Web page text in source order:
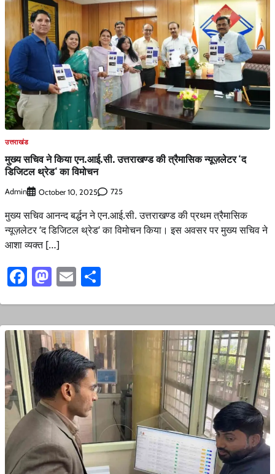
उत्तराखंड
मुख्य सचिव ने किया एन.आई.सी. उत्तराखण्ड की त्रैमासिक न्यूज़लेटर ‘द
डिजिटल थ्रेड‘ का विमोचन
Admin October 10, 2025 725
मुख्य सचिव आनन्द बर्द्धन ने एन.आई.सी. उत्तराखण्ड की प्रथम त्रैमासिक
न्यूज़लेटर ‘द डिजिटल थ्रेड‘ का विमोचन किया। इस अवसर पर मुख्य सचिव ने
आशा व्यक्त […]
Facebook
Mastodon
Email